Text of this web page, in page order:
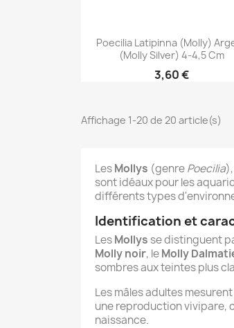
 Aperçu rapide
Poecilia Latipinna (Molly)
(Molly Silver) 4-4,5 Cm
3,60 €
Affichage 1-20 de 20 article(s)
LesMollys (genrePoecilia
sont idéaux pour les
différents types
Identification et
LesMollys se distinguent
Molly noir, leMolly
sombres aux teintes plus
Les mâles adultes
une reproduction vivipare,
naissance.